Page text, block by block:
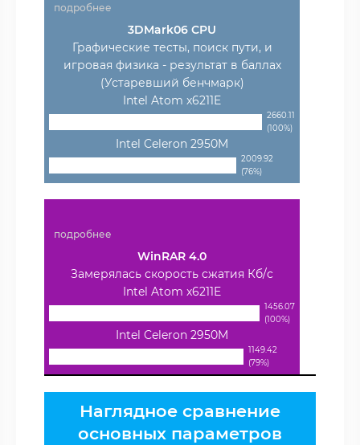
подробнее
3DMark06 CPU
Графические тесты, поиск пути, и
игровая физика - результат в баллах
(Устаревший бенчмарк)
Intel Atom x6211E
2660.11
(100%)
Intel Celeron 2950M
2009.92
(76%)
подробнее
WinRAR 4.0
Замерялась скорость сжатия Кб/с
Intel Atom x6211E
1456.07
(100%)
Intel Celeron 2950M
1149.42
(79%)
Наглядное сравнение
основных параметров